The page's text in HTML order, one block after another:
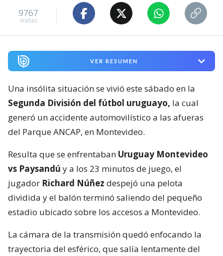
9767
visitas
VER RESUMEN
Una insólita situación se vivió este sábado en la
Segunda División del fútbol uruguayo, la cual
generó un accidente automovilístico a las afueras
del Parque ANCAP, en Montevideo.
Resulta que se enfrentaban Uruguay Montevideo
vs Paysandú y a los 23 minutos de juego, el
jugador Richard Núñez despejó una pelota
dividida y el balón terminó saliendo del pequeño
estadio ubicado sobre los accesos a Montevideo.
La cámara de la transmisión quedó enfocando la
trayectoria del esférico, que salía lentamente del